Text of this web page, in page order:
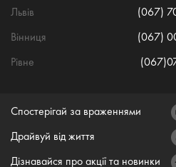
Львів
(067)
Вінниця
(067)
Рівне
Спостерігай за враженнями
Драйвуй від життя
Дізнавайся про акції та новинки